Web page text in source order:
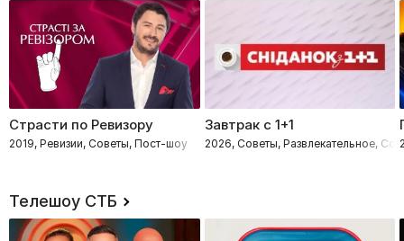
Страсти по Ревизору
2019, Ревизии, Советы, Пост-шоу
Завтрак с 1+1
2026, Советы, Развлекательное,
Телешоу СТБ